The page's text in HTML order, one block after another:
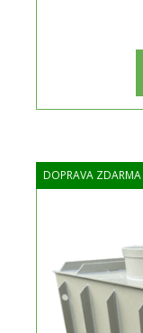
DOPRAVA ZDARMA